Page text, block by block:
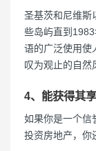
圣基茨和尼维斯
些岛屿直到
语的广泛使用使
叹为观止的自然
4、能获得其
如果你是一个信
投资房地产，你